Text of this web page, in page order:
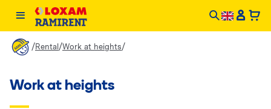
/Rental /Work at heights/
Work at heights